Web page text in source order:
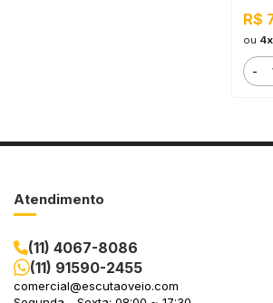
R$
ou 4x
-
Atendimento
(11) 4067-8086
(11) 91590-2455
comercial@escutaoveio.com